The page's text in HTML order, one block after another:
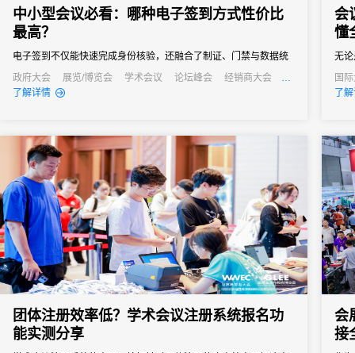
中小型会议必看：哪种电子签到方式性价比
最高？
电子签到不仅能快速完成身份核验，还融合了制证、门禁与数据统
计等多重功能，能够快速完成签到过程，减少等待时间，同时能够
通过数据分析，为会议组织者提供宝贵的参会者信息，助力后续的
政府大会 展览/博览会 学术会议 论坛峰会
经销商大会
公关活动
发布会
了解详情
会
懂
无
务
会
国
线
了
团体注册效率低？学术会议注册系统报名功
能实测分享
会
接